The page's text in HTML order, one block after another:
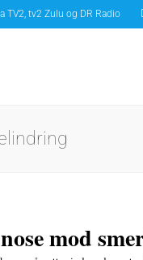
TV2, tv2 Zulu og DR Radio
mod